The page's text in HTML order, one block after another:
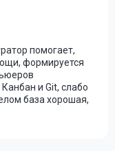
помогает,
формируется
и Git, слабо
база хорошая,